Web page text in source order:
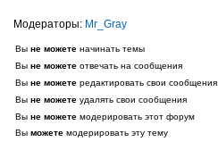
Mr_Gray
Вы не можете начинать темы
Вы не можете отвечать на сообщения
Вы не можете редактировать свои сообщения
Вы не можете удалять свои сообщения
Вы не можете модерировать этот форум
Вы можете модерировать эту тему